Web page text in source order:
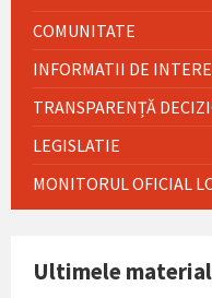
COMUNITATE
INFORMATII DE
TRANSPARENȚĂ
LEGISLATIE
MONITORUL OFICIAL
Ultimele